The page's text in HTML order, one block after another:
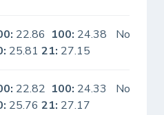
22.86 100: 24.38
25.8121: 27.15
No
22.82 100: 24.33
25.7621: 27.17
No